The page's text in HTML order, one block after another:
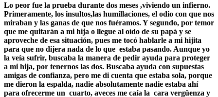
Lo peor fue la prueba durante dos meses ,viviendo un infierno.
Primeramente, los insultos,las humillaciones, el odio con que nos
miraban y las ganas de que nos fuéramos. Y segundo, por temor
que me quitarán a mi hija o llegue al oído de su papá y se
aproveche de esa situación, pues me tocó hablarle a mi hijita
para que no dijera nada de lo que estaba pasando. Aunque yo
la veía sufrir, buscaba la manera de pedir ayuda para proteger
a mi hija, por tenernos las dos. Buscaba ayuda con supuestas
amigas de confianza, pero me di cuenta que estaba sola, porque
me dieron la espalda, nadie absolutamente nadie estaba ahí
para ofrecerme un cuarto, aveces me caía la cara vergüenza y